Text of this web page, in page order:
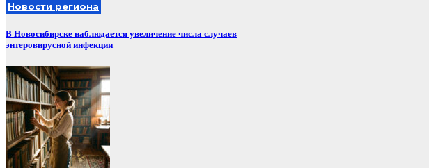
Новости региона
В Новосибирске наблюдается увеличение числа случаев
энтеровирусной инфекции